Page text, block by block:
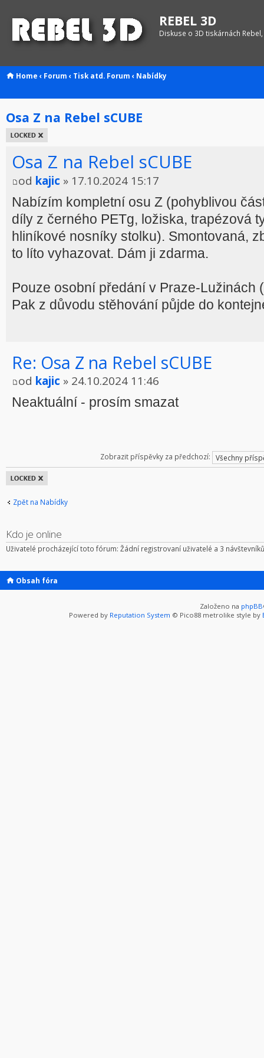
REBEL 3D
Diskuse o 3D tiskárnách
Home ‹ Forum ‹ Tisk atd. Forum ‹ Nabídky
Osa Z na Rebel sCUBE
Téma
uzamknuto
Osa Z na Rebel sCUBE
od kajic » 17.10.2024 15:17
Nabízím kompletní osu Z (pohyblivou
díly z černého PETg, ložiska, trapézová
hliníkové nosníky stolku). Smontovaná,
to líto vyhazovat. Dám ji zdarma.
Pouze osobní předání v Praze-Lužinách
Pak z důvodu stěhování půjde do
Re: Osa Z na Rebel sCUBE
od kajic » 24.10.2024 11:46
Neaktuální - prosím smazat
Zobrazit příspěvky za předchozí:
Téma
uzamknuto
Zpět na Nabídky
Kdo je online
Uživatelé procházející toto fórum: Žádní registrovaní uživatelé a 3 návštevníků
Obsah fóra
Založeno na phpBB
Powered by Reputation System © Pico88 metrolike style by